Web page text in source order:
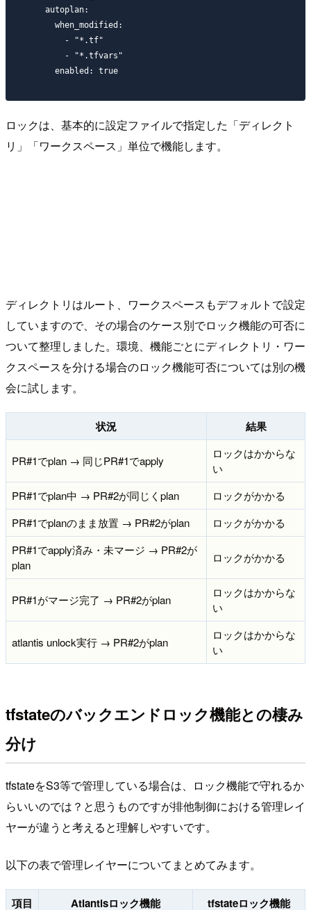
    autoplan:
      when_modified:
        - "*.tf"
        - "*.tfvars"
      enabled: true
ロックは、基本的に設定ファイルで指定した「ディレクト
リ」「ワークスペース」単位で機能します。
ディレクトリはルート、ワークスペースもデフォルトで設定
していますので、その場合のケース別でロック機能の可否に
ついて整理しました。環境、機能ごとにディレクトリ・ワー
クスペースを分ける場合のロック機能可否については別の機
会に試します。
状況 結果
PR#1でplan → 同じPR#1でapply
ロックはかからな
い
PR#1でplan中 → PR#2が同じくplan
ロックがかかる
PR#1でplanのまま放置 → PR#2がplan
ロックがかかる
PR#1でapply済み・未マージ → PR#2が
plan
ロックがかかる
PR#1がマージ完了 → PR#2がplan
ロックはかからな
い
atlantis unlock実行 → PR#2がplan
ロックはかからな
い
tfstateのバックエンドロック機能との棲み
分け
tfstateをS3等で管理している場合は、ロック機能で守れるか
らいいのでは？と思うものですが排他制御における管理レイ
ヤーが違うと考えると理解しやすいです。
以下の表で管理レイヤーについてまとめてみます。
項目 Atlantisロック機能 tfstateロック機能